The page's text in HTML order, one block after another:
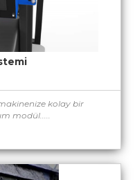
kolay bir
modül.....